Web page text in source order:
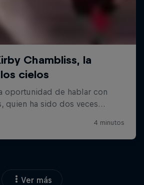
Ver más